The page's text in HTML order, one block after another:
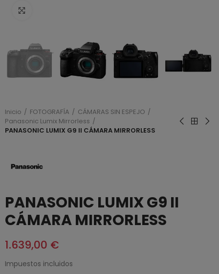
Inicio FOTOGRAFÍA
CÁMARAS SIN ESPEJO
Panasonic Lumix Mirrorless
PANASONIC LUMIX G9 II CÁMARA MIRRORLESS
PANASONIC LUMIX G9 II
CÁMARA MIRRORLESS
1.639,00 €
Impuestos incluidos